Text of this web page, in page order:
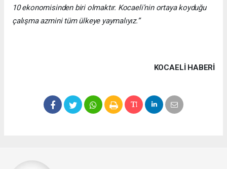
10 ekonomisinden biri olmaktır. Kocaeli’nin ortaya koyduğu
çalışma azmini tüm ülkeye yaymalıyız.”
KOCAELI HABERİ